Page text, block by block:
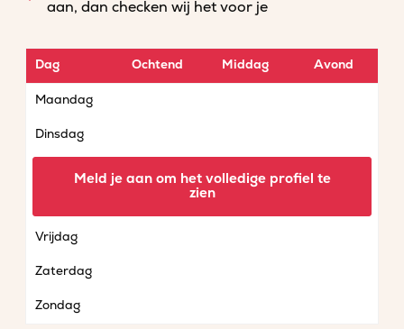
aan, dan checken wij het voor je
Dag Ochtend Middag Avond
Maandag
Dinsdag
Vrijdag
Zaterdag
Zondag
Meld je aan om het volledige profiel te
zien